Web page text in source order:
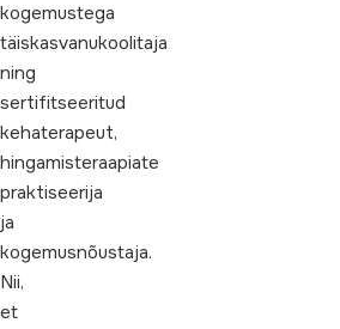
kogemustega
täiskasvanukoolitaja
ning
sertifitseeritud
kehaterapeut,
hingamisteraapiate
praktiseerija
ja
kogemusnõustaja.
Nii,
et